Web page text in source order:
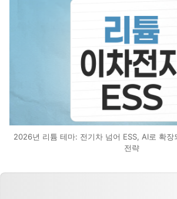
2026년 리튬 테마: 전기차 넘어 ESS, AI로 확
전략